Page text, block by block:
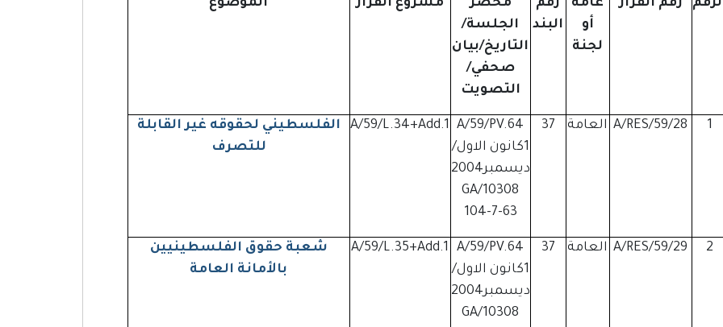
رقم القرار
عامة
أو
لجنة
رقم
البند
محضر
الجلسة/
التاريخ/بيان
صحفي/
التصويت
مشروع القرار الموضوع
1
A/RES/59/28 العامة 37
A/59/PV.64
1كانون الاول/
ديسمبر2004
GA/10308
104-7-63
A/59/L.34+Add.1
الفلسطيني لحقوقه غير القابلة
للتصرف
2
A/RES/59/29 العامة 37
A/59/PV.64
1كانون الاول/
ديسمبر2004
GA/10308
A/59/L.35+Add.1
شعبة حقوق الفلسطينيين
بالأمانة العامة